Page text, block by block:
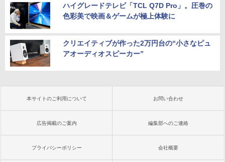
ハイグレードテレビ「TCL Q7D Pro」。圧巻の
色彩美で映画＆ゲームが極上体験に
クリエイティブが作った2万円台の“小さなピュ
アオーディオスピーカー”
本サイトのご利用について お問い合わせ
広告掲載のご案内 編集部へのご連絡
プライバシーポリシー 会社概要